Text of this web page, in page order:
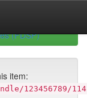
(FDSP)
item:
123456789/